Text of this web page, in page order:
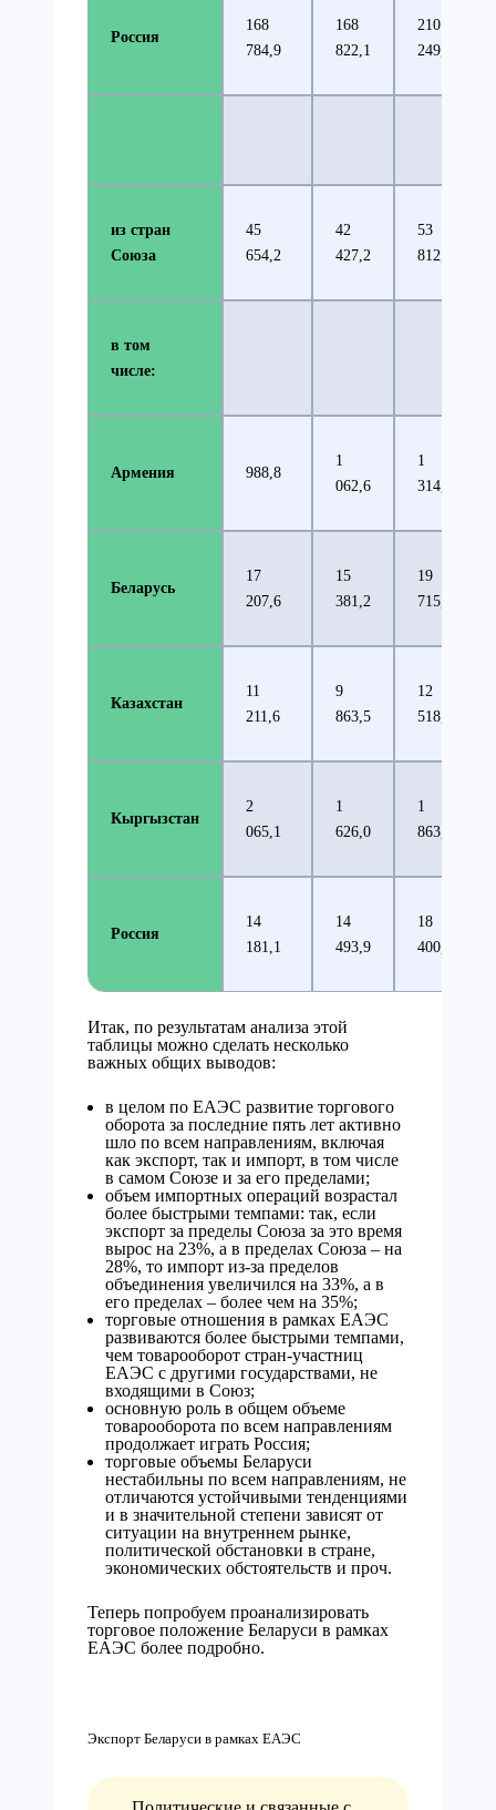
Россия
168
784,9
168
822,1
210
249,9
из стран
Союза
45
654,2
42
427,2
53
812,5
в том
числе:
Армения 988,8
1
062,6
1
314,2
Беларусь
17
207,6
15
381,2
19
715,8
Казахстан
11
211,6
9
863,5
12
518,1
Кыргызстан
2
065,1
1
626,0
1
863,7
Россия
14
181,1
14
493,9
18
400,70
Итак, по результатам анализа этой
таблицы можно сделать несколько
важных общих выводов:
в целом по ЕАЭС развитие торгового
оборота за последние пять лет активно
шло по всем направлениям, включая
как экспорт, так и импорт, в том числе
в самом Союзе и за его пределами;
объем импортных операций возрастал
более быстрыми темпами: так, если
экспорт за пределы Союза за это время
вырос на 23%, а в пределах Союза – на
28%, то импорт из-за пределов
объединения увеличился на 33%, а в
его пределах – более чем на 35%;
торговые отношения в рамках ЕАЭС
развиваются более быстрыми темпами,
чем товарооборот стран-участниц
ЕАЭС с другими государствами, не
входящими в Союз;
основную роль в общем объеме
товарооборота по всем направлениям
продолжает играть Россия;
торговые объемы Беларуси
нестабильны по всем направлениям, не
отличаются устойчивыми тенденциями
и в значительной степени зависят от
ситуации на внутреннем рынке,
политической обстановки в стране,
экономических обстоятельств и проч.
Теперь попробуем проанализировать
торговое положение Беларуси в рамках
ЕАЭС более подробно.
Экспорт Беларуси в рамках ЕАЭС